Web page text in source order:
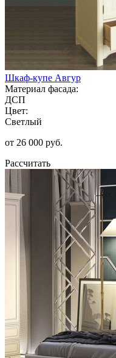
Шкаф-купе Авгур
Материал фасада:
ДСП
Цвет:
Светлый
от 26 000 руб.
Рассчитать